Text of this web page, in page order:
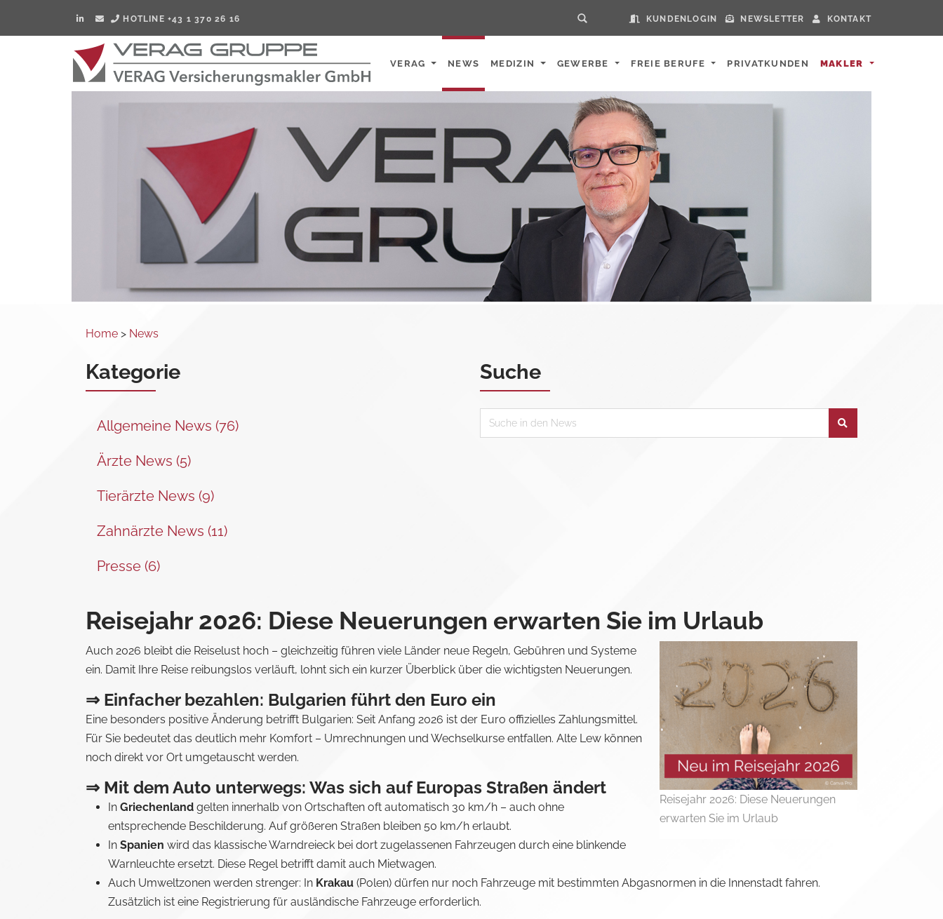
HOTLINE +43 1 370 26 16 KUNDENLOGIN NEWSLETTER KONTAKT
VERAG NEWS MEDIZIN GEWERBE FREIE BERUFE PRIVATKUNDEN MAKLER
Home > News
Kategorie
Allgemeine News (76)
Ärzte News (5)
Tierärzte News (9)
Zahnärzte News (11)
Presse (6)
Suche
Reisejahr 2026: Diese Neuerungen erwarten Sie im Urlaub
Reisejahr 2026: Diese Neuerungen
erwarten Sie im Urlaub
Auch 2026 bleibt die Reiselust hoch – gleichzeitig führen viele Länder neue Regeln, Gebühren und Systeme
ein. Damit Ihre Reise reibungslos verläuft, lohnt sich ein kurzer Überblick über die wichtigsten Neuerungen.
⇒ Einfacher bezahlen: Bulgarien führt den Euro ein
Eine besonders positive Änderung betrifft Bulgarien: Seit Anfang 2026 ist der Euro offizielles Zahlungsmittel.
Für Sie bedeutet das deutlich mehr Komfort – Umrechnungen und Wechselkurse entfallen. Alte Lew können
noch direkt vor Ort umgetauscht werden.
⇒ Mit dem Auto unterwegs: Was sich auf Europas Straßen ändert
In Griechenland gelten innerhalb von Ortschaften oft automatisch 30 km/h – auch ohne
entsprechende Beschilderung. Auf größeren Straßen bleiben 50 km/h erlaubt.
In Spanien wird das klassische Warndreieck bei dort zugelassenen Fahrzeugen durch eine blinkende
Warnleuchte ersetzt. Diese Regel betrifft damit auch Mietwagen.
Auch Umweltzonen werden strenger: In Krakau (Polen) dürfen nur noch Fahrzeuge mit bestimmten Abgasnormen in die Innenstadt fahren.
Zusätzlich ist eine Registrierung für ausländische Fahrzeuge erforderlich.